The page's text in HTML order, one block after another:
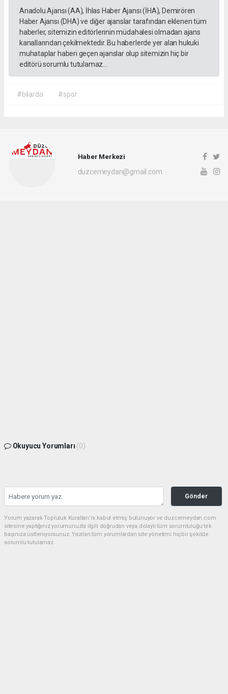
Anadolu Ajansı (AA), İhlas Haber Ajansı (İHA), Demirören
Haber Ajansı (DHA) ve diğer ajanslar tarafından eklenen tüm
haberler, sitemizin editörlerinin müdahalesi olmadan ajans
kanallarından çekilmektedir. Bu haberlerde yer alan hukuki
muhataplar haberi geçen ajanslar olup sitemizin hiç bir
editörü sorumlu tutulamaz...
#bilardo #spor
Haber Merkezi
duzcemeydan@gmail.com
Okuyucu Yorumları (0)
Gönder
Yorum yazarak Topluluk Kuralları’nı kabul etmiş bulunuyor ve duzcemeydan.com
sitesine yaptığınız yorumunuzla ilgili doğrudan veya dolaylı tüm sorumluluğu tek
başınıza üstleniyorsunuz. Yazılan tüm yorumlardan site yönetimi hiçbir şekilde
sorumlu tutulamaz.